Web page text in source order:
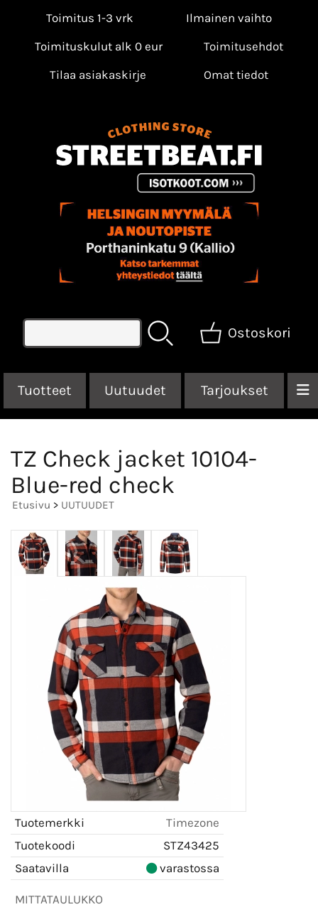
Toimitus 1-3 vrk
Ilmainen vaihto
Toimituskulut alk 0 eur
Toimitusehdot
Tilaa asiakaskirje
Omat tiedot
Ostoskori
Tuotteet Uutuudet Tarjoukset
TZ Check jacket 10104-
Blue-red check
Etusivu > UUTUUDET
Tuotemerkki
Timezone
Tuotekoodi
STZ43425
Saatavilla
varastossa
MITTATAULUKKO